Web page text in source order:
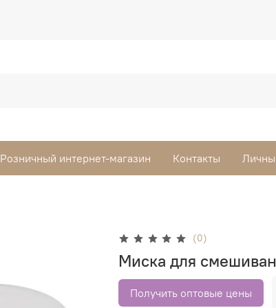
Розничный интернет-магазин Контакты
(0)
Миска для
Получить оптовые цены